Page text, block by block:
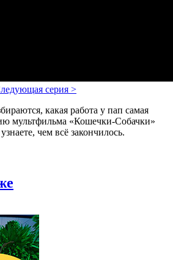
серия >
какая работа у пап самая
мультфильма «Кошечки-Собачки»
чем всё закончилось.